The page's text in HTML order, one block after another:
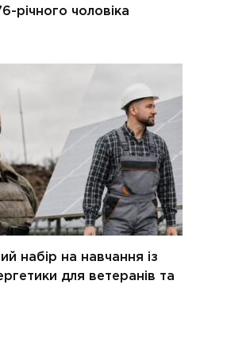
річного чоловіка
набір на навчання із
для ветеранів та